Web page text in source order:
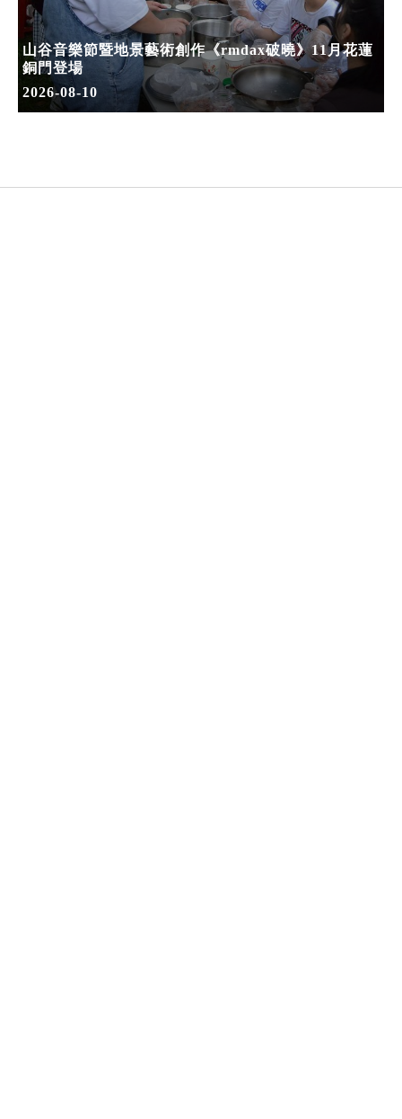
山谷音樂節暨地景藝術創作《rmdax破曉》11月花蓮
銅門登場
2026-08-10